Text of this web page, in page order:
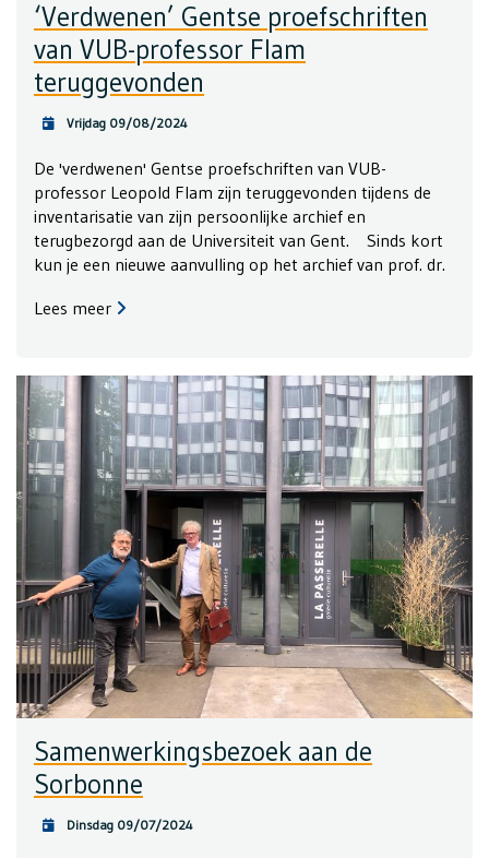
‘Verdwenen’ Gentse proefschriften
van VUB-professor Flam
teruggevonden
Vrijdag 09/08/2024
De 'verdwenen' Gentse proefschriften van VUB-
professor Leopold Flam zijn teruggevonden tijdens de
inventarisatie van zijn persoonlijke archief en
terugbezorgd aan de Universiteit van Gent. Sinds kort
kun je een nieuwe aanvulling op het archief van prof. dr.
Lees meer
Samenwerkingsbezoek aan de
Sorbonne
Dinsdag 09/07/2024